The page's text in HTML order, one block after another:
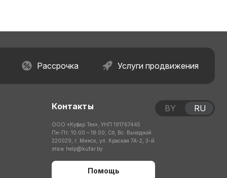
Рассрочка Услуги продвижения
Контакты
ООО «Куфар Тех», УНП 191767445
Пн-Пт: 10:00 – 18:00; Сб, Вс: Выходной
220029, г. Минск, ул. Красная 7А-2, 3-й
этаж help@kufar.by
Помощь
BY RU